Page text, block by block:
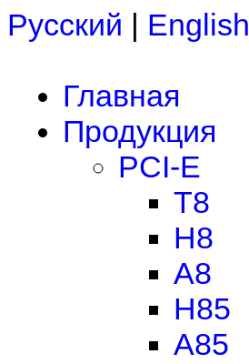
Русский | English
Главная
Продукция
PCI-E
T8
H8
A8
H85
A85